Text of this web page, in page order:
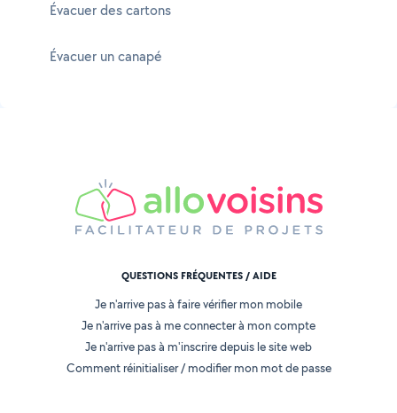
Évacuer des cartons
Évacuer un canapé
QUESTIONS FRÉQUENTES / AIDE
Je n'arrive pas à faire vérifier mon mobile
Je n'arrive pas à me connecter à mon compte
Je n'arrive pas à m'inscrire depuis le site web
Comment réinitialiser / modifier mon mot de passe